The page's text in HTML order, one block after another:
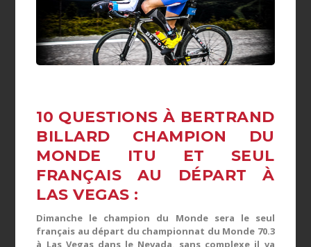
10 QUESTIONS À BERTRAND
BILLARD CHAMPION DU
MONDE ITU ET SEUL
FRANÇAIS AU DÉPART À
LAS VEGAS :
Dimanche le champion du Monde sera le seul
français au départ du championnat du Monde 70.3
à Las Vegas dans le Nevada, sans complexe il va